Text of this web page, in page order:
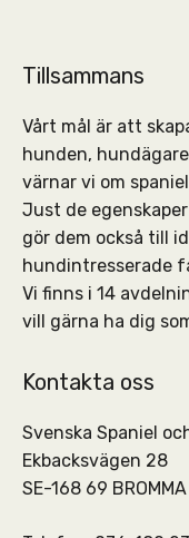
Tillsammans
Vårt mål är att
hunden,
värnar vi om
Just de
gör dem också till
hundintresserade
Vi finns i 14
vill gärna ha dig
Kontakta oss
Svenska Spaniel
Ekbacksvägen 28
SE-168 69 BROMMA